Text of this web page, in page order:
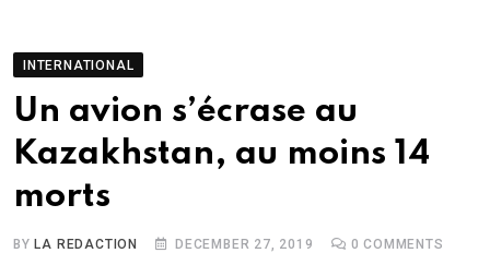
INTERNATIONAL
Un avion s’écrase au
Kazakhstan, au moins 14
morts
BYLA REDACTION DECEMBER 27, 2019 0 COMMENTS